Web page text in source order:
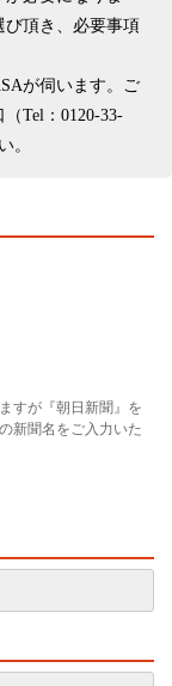
頂き、必要事項
が伺います。ご
Tel：0120-33-
。
すが『朝日新聞』を
新聞名をご入力いた